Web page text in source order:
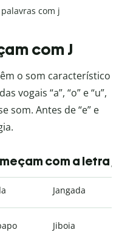
com j
com J
o som característico
vogais “a”, “o” e “u”,
som. Antes de “e” e
com a letra j
Jangada
Jiboia